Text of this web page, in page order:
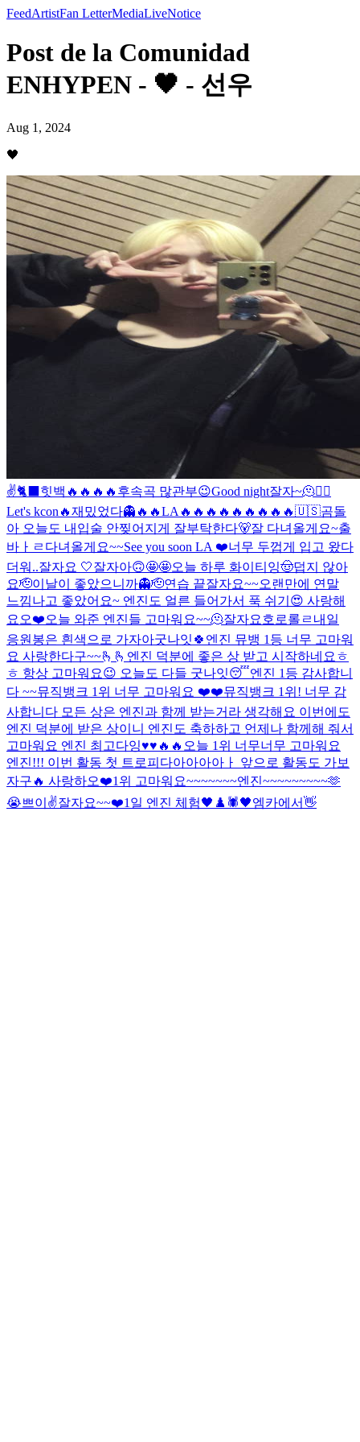
FeedArtistFan LetterMediaLiveNotice
Post de la Comunidad
ENHYPEN - 🖤 - 선우
Aug 1, 2024
🖤
✌️🐈‍⬛ 힛백🔥🔥🔥🔥 후속곡 많관부😉Good night잘자~🫠❤️‍🔥
Let's kcon🔥재밌었다👻 🔥🔥LA🔥🔥🔥🔥🔥🔥🔥🔥🔥🇺🇸곰돌
아 오늘도 내입술 안찢어지게 잘부탁한다🐻잘 다녀올게요~출
바ㅏㄹ 다녀올게요~~See you soon LA ❤️너무 두껍게 입고 왔다
더워..잘자요 🤍잘자아🙃🤩🤩오늘 하루 화이티잉🤠덥지 않아
요🫡이날이 좋았으니까👻🫡연습 끝잘자요~~오랜만에 연말
느낌나고 좋았어요~ 엔진도 얼른 들어가서 푹 쉬기😍 사랑해
요오❤️오늘 와준 엔진들 고마워요~~🫠잘자요호로롤ㄹ 내일
응원봉은 흰색으로 가자아굿나잇🍀 엔진 뮤뱅 1등 너무 고마워
요 사랑한다구~~🫰🫰 엔진 덕분에 좋은 상 받고 시작하네요ㅎ
ㅎ 항상 고마워요😉 오늘도 다들 굿나잇😴엔진 1등 감사합니
다 ~~뮤직뱅크 1위 너무 고마워요 ❤️❤️뮤직뱅크 1위! 너무 감
사합니다 모든 상은 엔진과 함께 받는거라 생각해요 이번에도
엔진 덕분에 받은 상이니 엔진도 축하하고 언제나 함께해 줘서
고마워요 엔진 최고다잉♥️♥️🔥🔥 오늘 1위 너무너무 고마워요
엔진!!! 이번 활동 첫 트로피다아아아아ㅏ 앞으로 활동도 가보
자구🔥 사랑하오❤️1위 고마워요~~~~~~~엔진~~~~~~~~~🫶
😭쁘이✌️잘자요~~❤️1일 엔진 체험🖤♟️🕷🖤엠카에서👋